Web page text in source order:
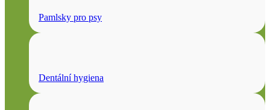
Pamlsky pro psy
Dentální hygiena